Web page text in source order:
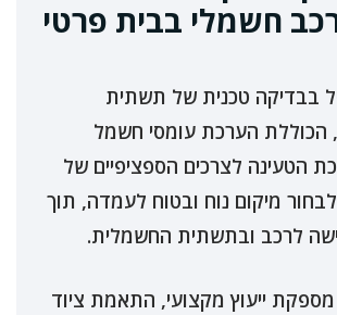
חשמלי בבית פרטי
בבדיקה טכנית של תשתית
הערכת עומסי חשמל
הטעינה לצרכים הספציפיים של
מיקום נוח ובטוח לעמדה, תוך
לרכב ובתשתית החשמלית.
DSGCharge מספקת ייעוץ מקצועי, התאמת ציוד